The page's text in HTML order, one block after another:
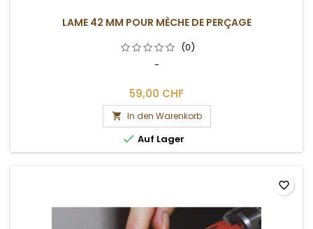
LAME 42 MM POUR MÈCHE DE PERÇAGE
(0)
-
59,00 CHF
 In den Warenkorb
 Auf Lager
favorite_border